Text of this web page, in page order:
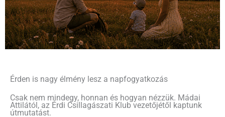
Érden is nagy élmény lesz a napfogyatkozás
Csak nem mindegy, honnan és hogyan nézzük. Mádai
Attilától, az Érdi Csillagászati Klub vezetőjétől kaptunk
útmutatást.